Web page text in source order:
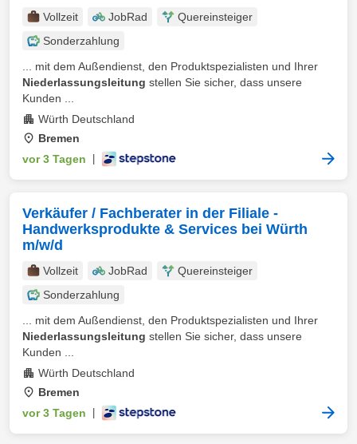
Vollzeit JobRad
Quereinsteiger
Sonderzahlung
... mit dem Außendienst, den Produktspezialisten und Ihrer
Niederlassungsleitung stellen Sie sicher, dass unsere
Kunden ...
Würth Deutschland
Bremen
vor 3 Tagen
Verkäufer / Fachberater in der Filiale -
Handwerksprodukte & Services bei Würth
m/w/d
Vollzeit JobRad
Quereinsteiger
Sonderzahlung
... mit dem Außendienst, den Produktspezialisten und Ihrer
Niederlassungsleitung stellen Sie sicher, dass unsere
Kunden ...
Würth Deutschland
Bremen
vor 3 Tagen